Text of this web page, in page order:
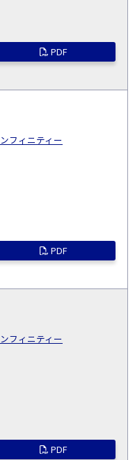
PDF
フィニティー
PDF
フィニティー
PDF